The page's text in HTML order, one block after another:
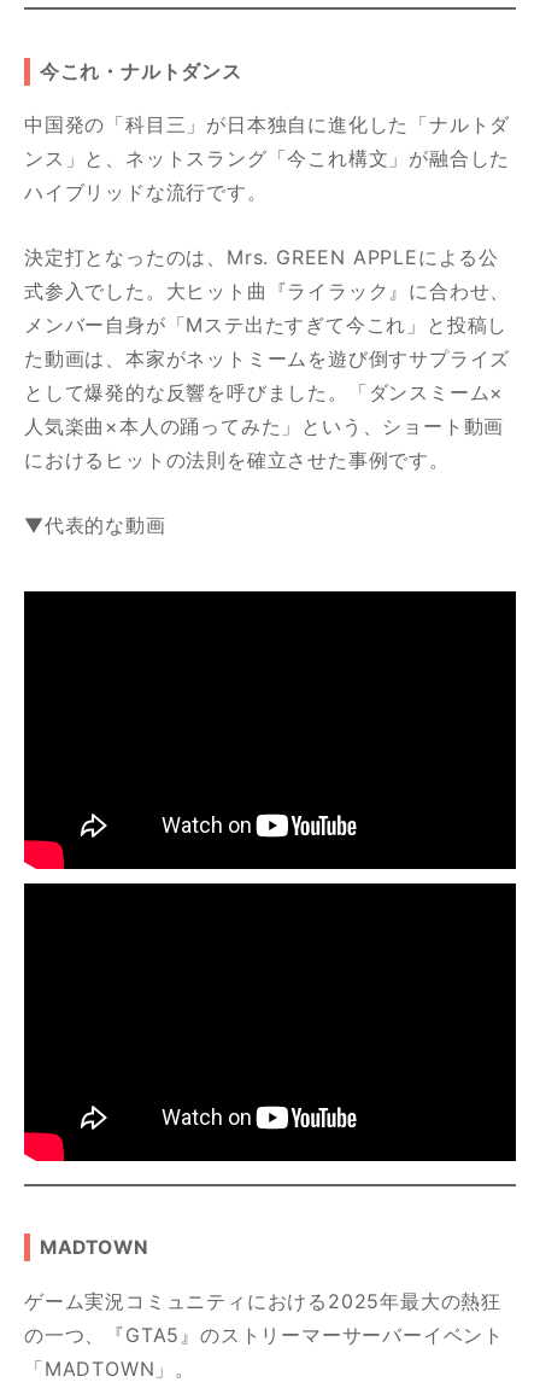
今これ・ナルトダンス
中国発の「科目三」が日本独自に進化した「ナルトダ
ンス」と、ネットスラング「今これ構文」が融合した
ハイブリッドな流行です。
決定打となったのは、Mrs. GREEN APPLEによる公
式参入でした。大ヒット曲『ライラック』に合わせ、
メンバー自身が「Mステ出たすぎて今これ」と投稿し
た動画は、本家がネットミームを遊び倒すサプライズ
として爆発的な反響を呼びました。「ダンスミーム×
人気楽曲×本人の踊ってみた」という、ショート動画
におけるヒットの法則を確立させた事例です。
▼代表的な動画
MADTOWN
ゲーム実況コミュニティにおける2025年最大の熱狂
の一つ、『GTA5』のストリーマーサーバーイベント
「MADTOWN」。